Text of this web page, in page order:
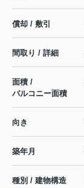
償却 / 敷引
間取り / 詳細
面積 /
バルコニー面積
向き
築年月
種別 / 建物構造